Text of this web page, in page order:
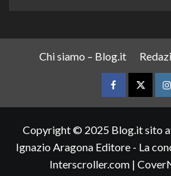
Chi siamo – Blog.it
Facebook
Copyright © 2025 Blog.it sito
Ignazio Aragona Editore - La
Interscroller.com |